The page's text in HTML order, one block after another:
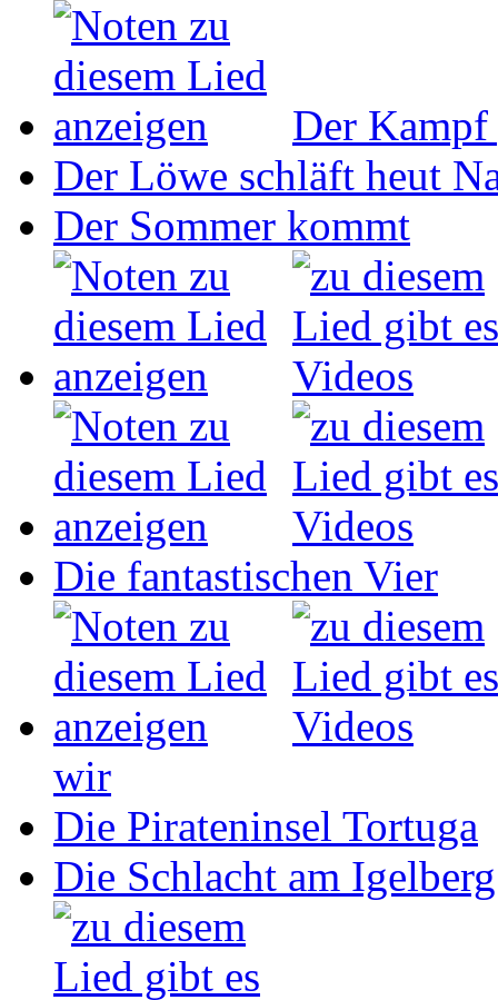
Der
Der Löwe schläft heut
Der Sommer kommt
Die fantastischen Vier
wir
Die Pirateninsel Tortuga
Die Schlacht am Igelberg